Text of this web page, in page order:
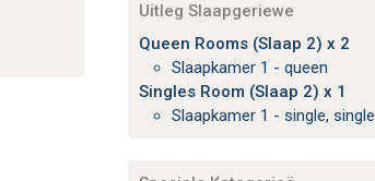
Uitleg Slaapgeriewe
Queen Rooms (Slaap 2) x 2
Slaapkamer 1 - queen
Singles Room (Slaap 2) x 1
Slaapkamer 1 - single, single